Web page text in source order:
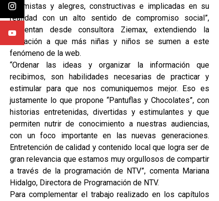
optimistas y alegres, constructivas e implicadas en su
realidad con un alto sentido de compromiso social”,
comentan desde consultora Ziemax, extendiendo la
invitación a que más niñas y niños se sumen a este
fenómeno de la web.
“Ordenar las ideas y organizar la información que
recibimos, son habilidades necesarias de practicar y
estimular para que nos comuniquemos mejor. Eso es
justamente lo que propone “Pantuflas y Chocolates”, con
historias entretenidas, divertidas y estimulantes y que
permiten nutrir de conocimiento a nuestras audiencias,
con un foco importante en las nuevas generaciones.
Entretención de calidad y contenido local que logra ser de
gran relevancia que estamos muy orgullosos de compartir
a través de la programación de NTV”, comenta Mariana
Hidalgo, Directora de Programación de NTV.
Para complementar el trabajo realizado en los capítulos